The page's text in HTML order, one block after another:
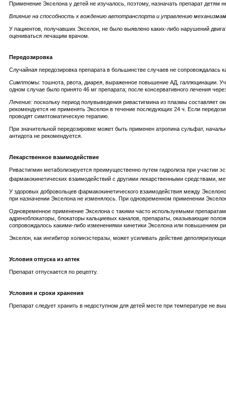
Применение Экселона у детей не изучалось, поэтому, назначать препарат детям
Влияние на способность к вождению автотранспорта и управлению
У пациентов, получавших Экселон, не было выявлено каких-либо нарушений
оцениваться лечащим врачом.
Передозировка
Случайная передозировка препарата в большинстве случаев не
Симптомы: тошнота, рвота, диарея, выраженное повышение АД, галлюцинации.
одном случае было принято 46 мг препарата; после консервативного лечения
Лечение: поскольку период полувыведения ривастигмина из плазмы составляет
рекомендуется не применять Экселон в течение последующих 24 ч. Если
проводят симптоматическую терапию.
При значительной передозировке может быть применен атропина сульфат,
антидота не рекомендуется.
Лекарственное взаимодействие
Ривастигмин метаболизируется преимущественно путем гидролиза при участии
фармакокинетических взаимодействий с другими лекарственными средствами,
У здоровых добровольцев фармакокинетического взаимодействия между
при назначении Экселона не изменялось. При одновременном применении
Одновременное применение Экселона с такими часто используемыми
адреноблокаторы, блокаторы кальциевых каналов, препараты, оказывающие
сопровождалось какими-либо изменениями кинетики Экселона или повышением
Экселон, как ингибитор холинэстеразы, может усиливать действие
Условия отпуска из аптек
Препарат отпускается по рецепту.
Условия и сроки хранения
Препарат следует хранить в недоступном для детей месте при температуре не